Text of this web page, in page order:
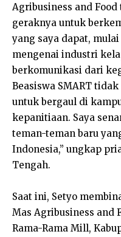
Agribusiness and
geraknya untuk
yang saya dapat,
mengenai industri
berkomunikasi dari
Beasiswa SMART
untuk bergaul di
kepanitiaan. Saya
teman-teman baru
Indonesia,” ungkap
Tengah.
Saat ini, Setyo
Mas Agribusiness and
Rama-Rama Mill,